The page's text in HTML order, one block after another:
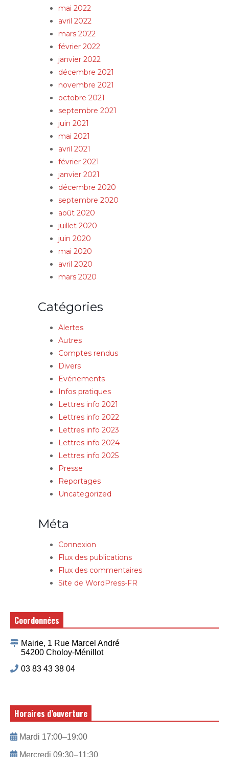
mai 2022
avril 2022
mars 2022
février 2022
janvier 2022
décembre 2021
novembre 2021
octobre 2021
septembre 2021
juin 2021
mai 2021
avril 2021
février 2021
janvier 2021
décembre 2020
septembre 2020
août 2020
juillet 2020
juin 2020
mai 2020
avril 2020
mars 2020
Catégories
Alertes
Autres
Comptes rendus
Divers
Evénements
Infos pratiques
Lettres info 2021
Lettres info 2022
Lettres info 2023
Lettres info 2024
Lettres info 2025
Presse
Reportages
Uncategorized
Méta
Connexion
Flux des publications
Flux des commentaires
Site de WordPress-FR
Coordonnées
Mairie, 1 Rue Marcel André
54200 Choloy-Ménillot
03 83 43 38 04
Horaires d’ouverture
Mardi 17:00–19:00
Mercredi 09:30–11:30